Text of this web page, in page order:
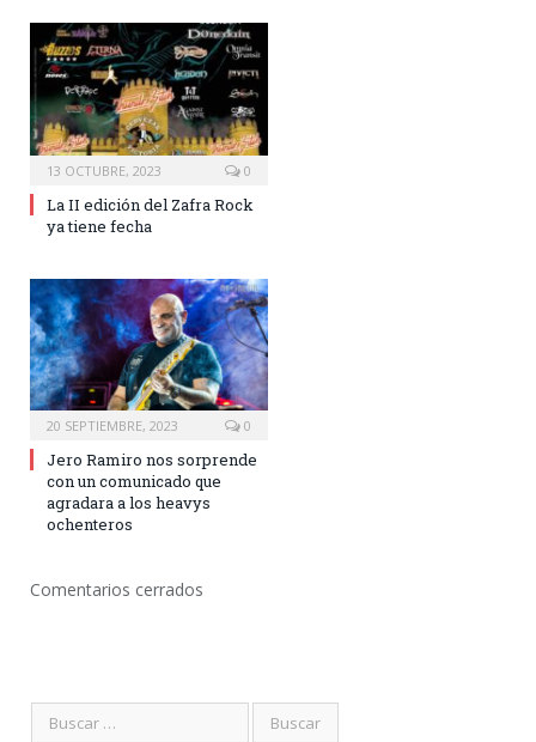
13 OCTUBRE, 2023 0
La II edición del Zafra Rock
ya tiene fecha
20 SEPTIEMBRE, 2023 0
Jero Ramiro nos sorprende
con un comunicado que
agradara a los heavys
ochenteros
Comentarios cerrados